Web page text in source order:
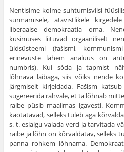
Nentisime kolme suhtumisviisi
surmamisele, atavistlikele
liberaalse demokraatia oma.
küsimuses liituvad orgaaniliselt
üldsüsteemi (fašismi,
erinevuste lähem analüüs on
numbris). Kui sõda ja tapmist
lõhnava laibaga, siis võiks nende
järgmiselt kirjeldada. Fašism
sugereerida rahvale, et ta lõhnab
raibe püsib maailmas igavesti.
kaotatavad, selleks tuleb aga
s. t. esialgu valada verd ja tarvitada
raibe ja lõhn on kõrvaldatav, selleks
panna rohkem lõhnama.